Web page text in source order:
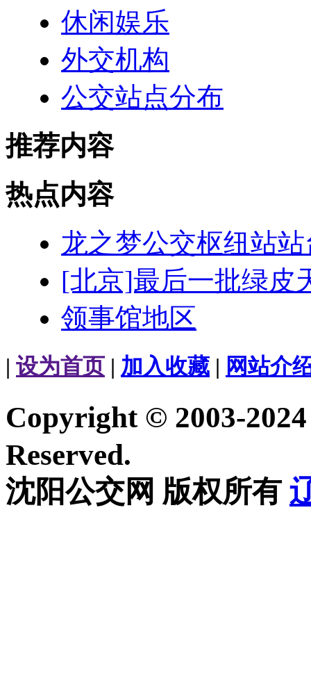
休闲娱乐
外交机构
公交站点分布
推荐内容
热点内容
龙之梦公交枢纽站
[北京]最后一批绿皮
领事馆地区
| 设为首页 | 加入收藏 | 网站介
Copyright © 2003-
Reserved.
沈阳公交网 版权所有